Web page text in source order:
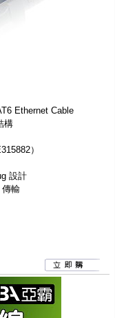
Ethernet Cable
構
）
設計
傳輸